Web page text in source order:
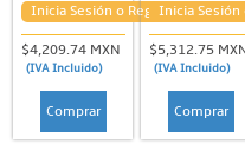
Inicia Sesión o Regístrate
$4,209.74 MXN
(IVA Incluido)
Comprar
Inicia Sesión
$5,312.75
(IVA Incluido)
Comprar